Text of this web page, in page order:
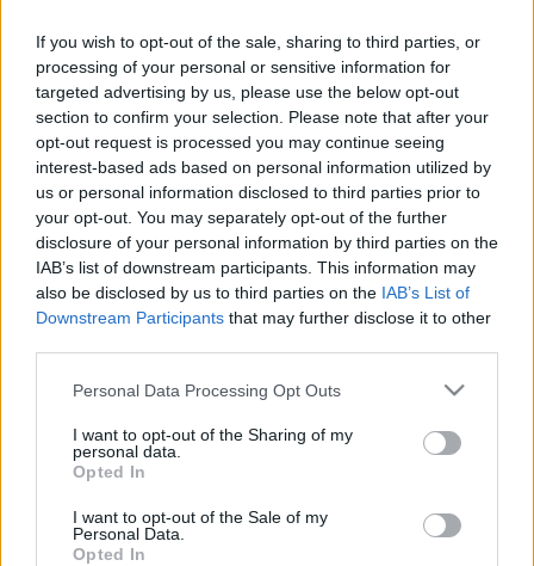
If you wish to opt-out of the sale, sharing to third parties, or
processing of your personal or sensitive information for
targeted advertising by us, please use the below opt-out
section to confirm your selection. Please note that after your
opt-out request is processed you may continue seeing
interest-based ads based on personal information utilized by
us or personal information disclosed to third parties prior to
your opt-out. You may separately opt-out of the further
disclosure of your personal information by third parties on the
IAB’s list of downstream participants. This information may
also be disclosed by us to third parties on the IAB’s List of
Downstream Participants that may further disclose it to other
Please note that this website/app uses one or more Google
not limited to your visit or usage behaviour. You may click to
grant or deny consent to Google and its third-party tags to
use your data for below specified purposes in below Google
consent section.
Personal Data Processing Opt Outs
I want to opt-out of the Sharing of my
personal data.
Opted In
I want to opt-out of the Sale of my
Personal Data.
Opted In
del charrúa y que aseguren muchos puntos.
Iago Aspas (Celta, delantero, 18.490.000, aumento
en los últimos 7 días: +10,4%)
El de Moaña fue el MVP de la jornada 2 con 18 puntos y su
gran partido ha hecho aumentar la confianza de los
mánagers tras su pírrico 2 en la jornada inaugural. 1.7 de
subida en la última semana para situarse como tercer
jugador más caro tras Messi y Benzema. Probablemente se
mantenga entre los 15-20 millones toda la temporada si
mantiene un gran nivel en puntuaciones.
Claudio Bravo (Betis, portero, 5.040.000, aumento en
los últimos 7 días: +44,9%)
la Liga y más con los rumores que vinculaban a otros
porteros con el Betis (Rui Silva, Pacheco…), pero tras dos